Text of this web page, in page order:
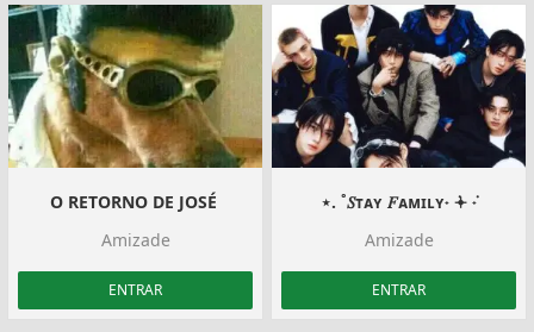
O RETORNO DE JOSÉ ️
Amizade
ENTRAR
⋆. ˚𝑆ᴛᴀʏ 𝐹ᴀᴍɪʟʏ˖ ݁𖥔 ݁˖
Amizade
ENTRAR